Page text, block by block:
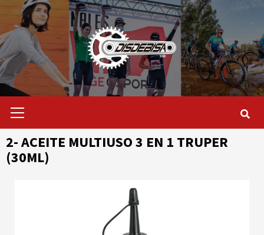
Saltar
contenido
primario
2- ACEITE MULTIUSO 3 EN 1 TRUPER
(30ML)